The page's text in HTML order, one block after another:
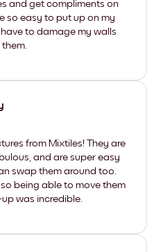
and get compliments on
so easy to put up on my
to damage my walls
from Mixtiles! They are
and are super easy
swap them around too.
being able to move them
was incredible.